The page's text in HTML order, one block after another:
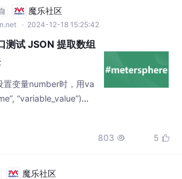
魔乐社区
· 2024-12-18 15:25:42
试 JSON 提取数组
置变量number时，用va
“variable_value”)，
每个值是否存在于特定
803  5 
魔乐社区